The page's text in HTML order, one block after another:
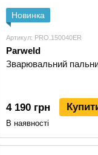
Новинка
Артикул: PRO.150040ER
Parweld
Зварювальний
4 190 грн
В наявності